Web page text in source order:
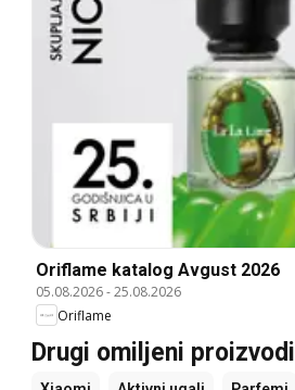
Oriflame katalog Avgust 2026
05.08.2026-25.08.2026
Oriflame
Drugi omiljeni proizvodi